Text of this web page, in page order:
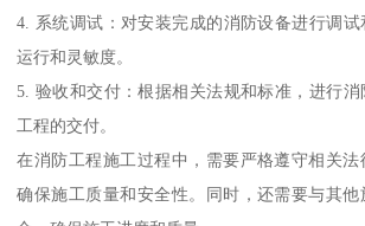
4. 系统调试：对安装完成的消防设备进行调
运行和灵敏度。
5. 验收和交付：根据相关法规和标准，进行
工程的交付。
在消防工程施工过程中，需要严格遵守相关法
确保施工质量和安全性。同时，还需要与其